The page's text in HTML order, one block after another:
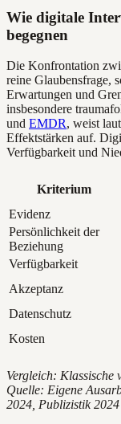
Wie digitale
begegnen
Die Konfrontation
reine Glaubensfrage,
Erwartungen und
insbesondere
und EMDR, weist
Effektstärken auf.
Verfügbarkeit und
Kriterium
Evidenz
Persönlichkeit der
Beziehung
Verfügbarkeit
Akzeptanz
Datenschutz
Kosten
Vergleich: Klassische
Quelle: Eigene
2024, Publizistik 2024